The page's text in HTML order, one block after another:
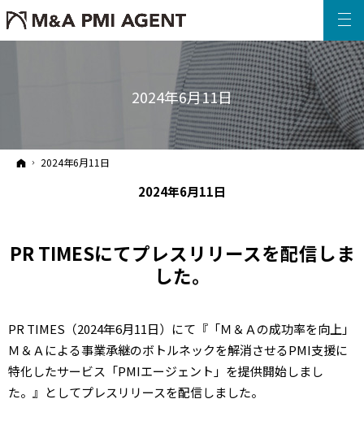
2024年6月11日
ホーム
2024年6月11日
2024年6月11日
PR TIMESにてプレスリリースを配信しま
した。
PR TIMES（2024年6月11日）にて『「Ｍ＆Ａの成功率を向上」
Ｍ＆Ａによる事業承継のボトルネックを解消させるPMI支援に
特化したサービス「PMIエージェント」を提供開始しまし
た。』としてプレスリリースを配信しました。